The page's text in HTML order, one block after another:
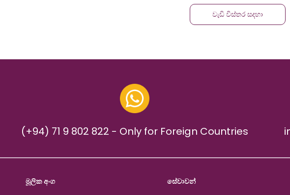
වැඩි විස්තර සදහා
(+94) 71 9 802 822 - Only for Foreign Countries
මූලික අංග සේවාවන්